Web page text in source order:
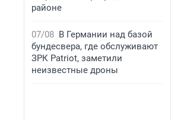
районе
07/08 В Германии над базой
бундесвера, где обслуживают
ЗРК Patriot, заметили
неизвестные дроны